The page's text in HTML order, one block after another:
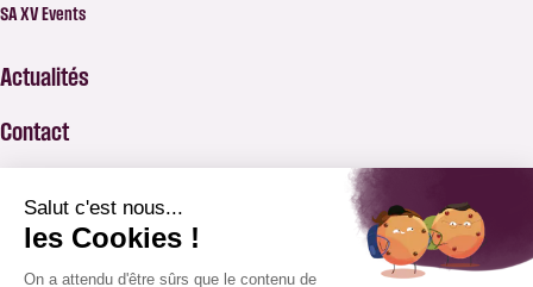
SA XV Events
Actualités
Contact
BILLETTERIE